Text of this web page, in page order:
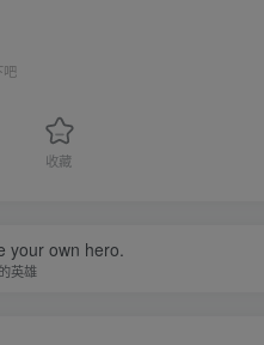
收藏
your own hero.
英雄